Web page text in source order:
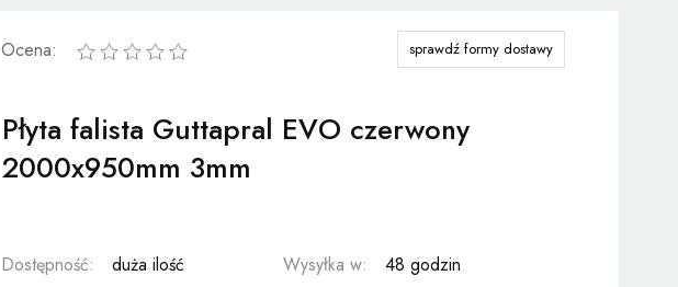
Płyta falista Guttapral EVO czerwony
2000x950mm 3mm
Dostępność: duża ilość Wysyłka w:
48 godzin
sprawdź formy dostawy
Ocena: